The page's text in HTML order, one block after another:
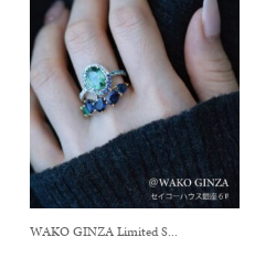
WAKO GINZA Limited S...